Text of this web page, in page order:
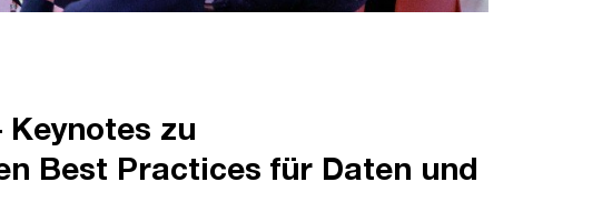
Keynotes zu
Best Practices für Daten und